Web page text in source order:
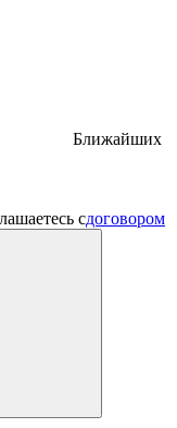
Ближайших
сдоговором